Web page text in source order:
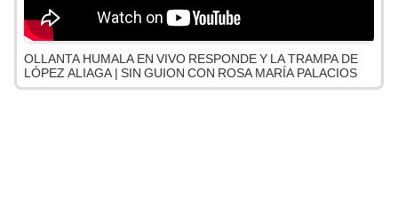
OLLANTA HUMALA EN VIVO RESPONDE Y LA TRAMPA DE
LÓPEZ ALIAGA | SIN GUION CON ROSA MARÍA PALACIOS